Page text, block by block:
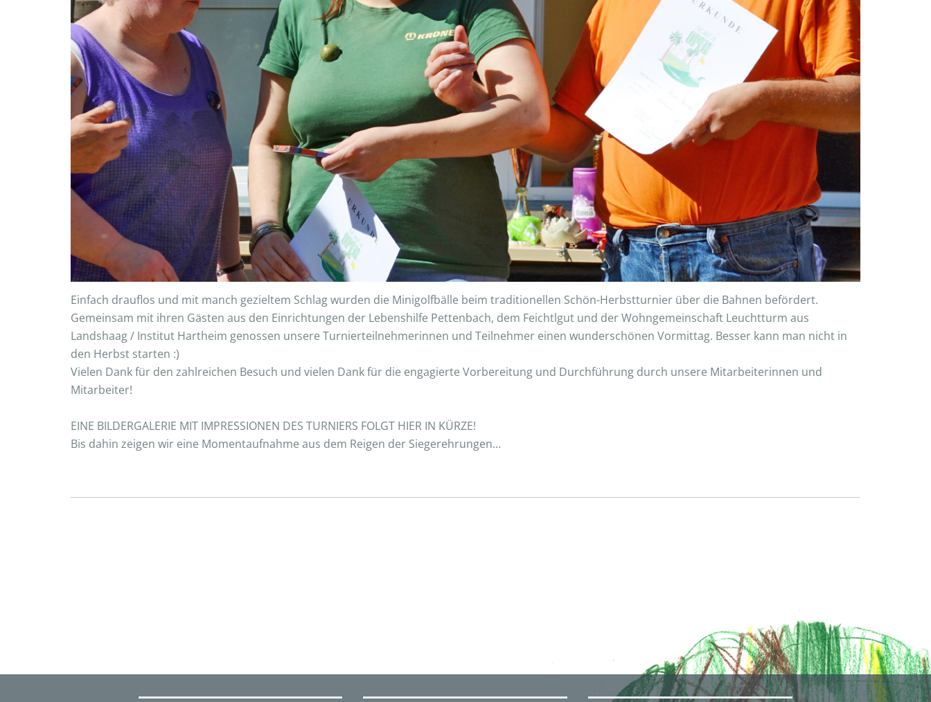
Einfach drauflos und mit manch gezieltem Schlag wurden die Minigolfbälle beim traditionellen Schön-Herbstturnier über die Bahnen befördert.
Gemeinsam mit ihren Gästen aus den Einrichtungen der Lebenshilfe Pettenbach, dem Feichtlgut und der Wohngemeinschaft Leuchtturm aus
Landshaag / Institut Hartheim genossen unsere Turnierteilnehmerinnen und Teilnehmer einen wunderschönen Vormittag. Besser kann man nicht in
den Herbst starten :)
Vielen Dank für den zahlreichen Besuch und vielen Dank für die engagierte Vorbereitung und Durchführung durch unsere Mitarbeiterinnen und
Mitarbeiter!
EINE BILDERGALERIE MIT IMPRESSIONEN DES TURNIERS FOLGT HIER IN KÜRZE!
Bis dahin zeigen wir eine Momentaufnahme aus dem Reigen der Siegerehrungen…